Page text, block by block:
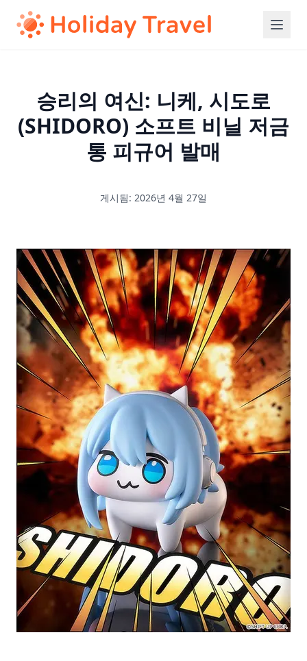
승리의 여신: 니케, 시도로
(SHIDORO) 소프트 비닐 저금
통 피규어 발매
게시됨: 2026년 4월 27일